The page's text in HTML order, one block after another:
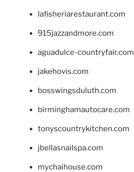
lafisheriarestaurant.com
915jazzandmore.com
aguadulce-countryfair.com
jakehovis.com
bosswingsduluth.com
birminghamautocare.com
tonyscountrykitchen.com
jbellasnailspa.com
mychaihouse.com